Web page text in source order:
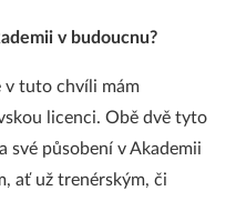
v budoucnu?
v tuto chvíli mám
licenci. Obě dvě tyto
své působení v Akademii
ať už trenérským, či